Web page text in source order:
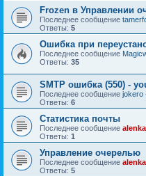
Frozen в Управлении
Последнее сообщение
Ответы: 5
Ошибка при
Последнее сообщение
Ответы: 35
SMTP ошибка (550) -
Последнее сообщение jokero
Ответы: 6
Статистика почты
Последнее сообщение alenka
Ответы: 1
Управление очерелью
Последнее сообщение alenka
Ответы: 5